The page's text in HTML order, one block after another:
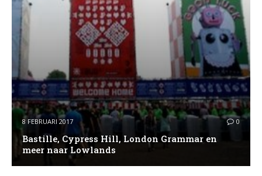
8 FEBRUARI 2017 0
Bastille, Cypress Hill, London Grammar en
meer naar Lowlands